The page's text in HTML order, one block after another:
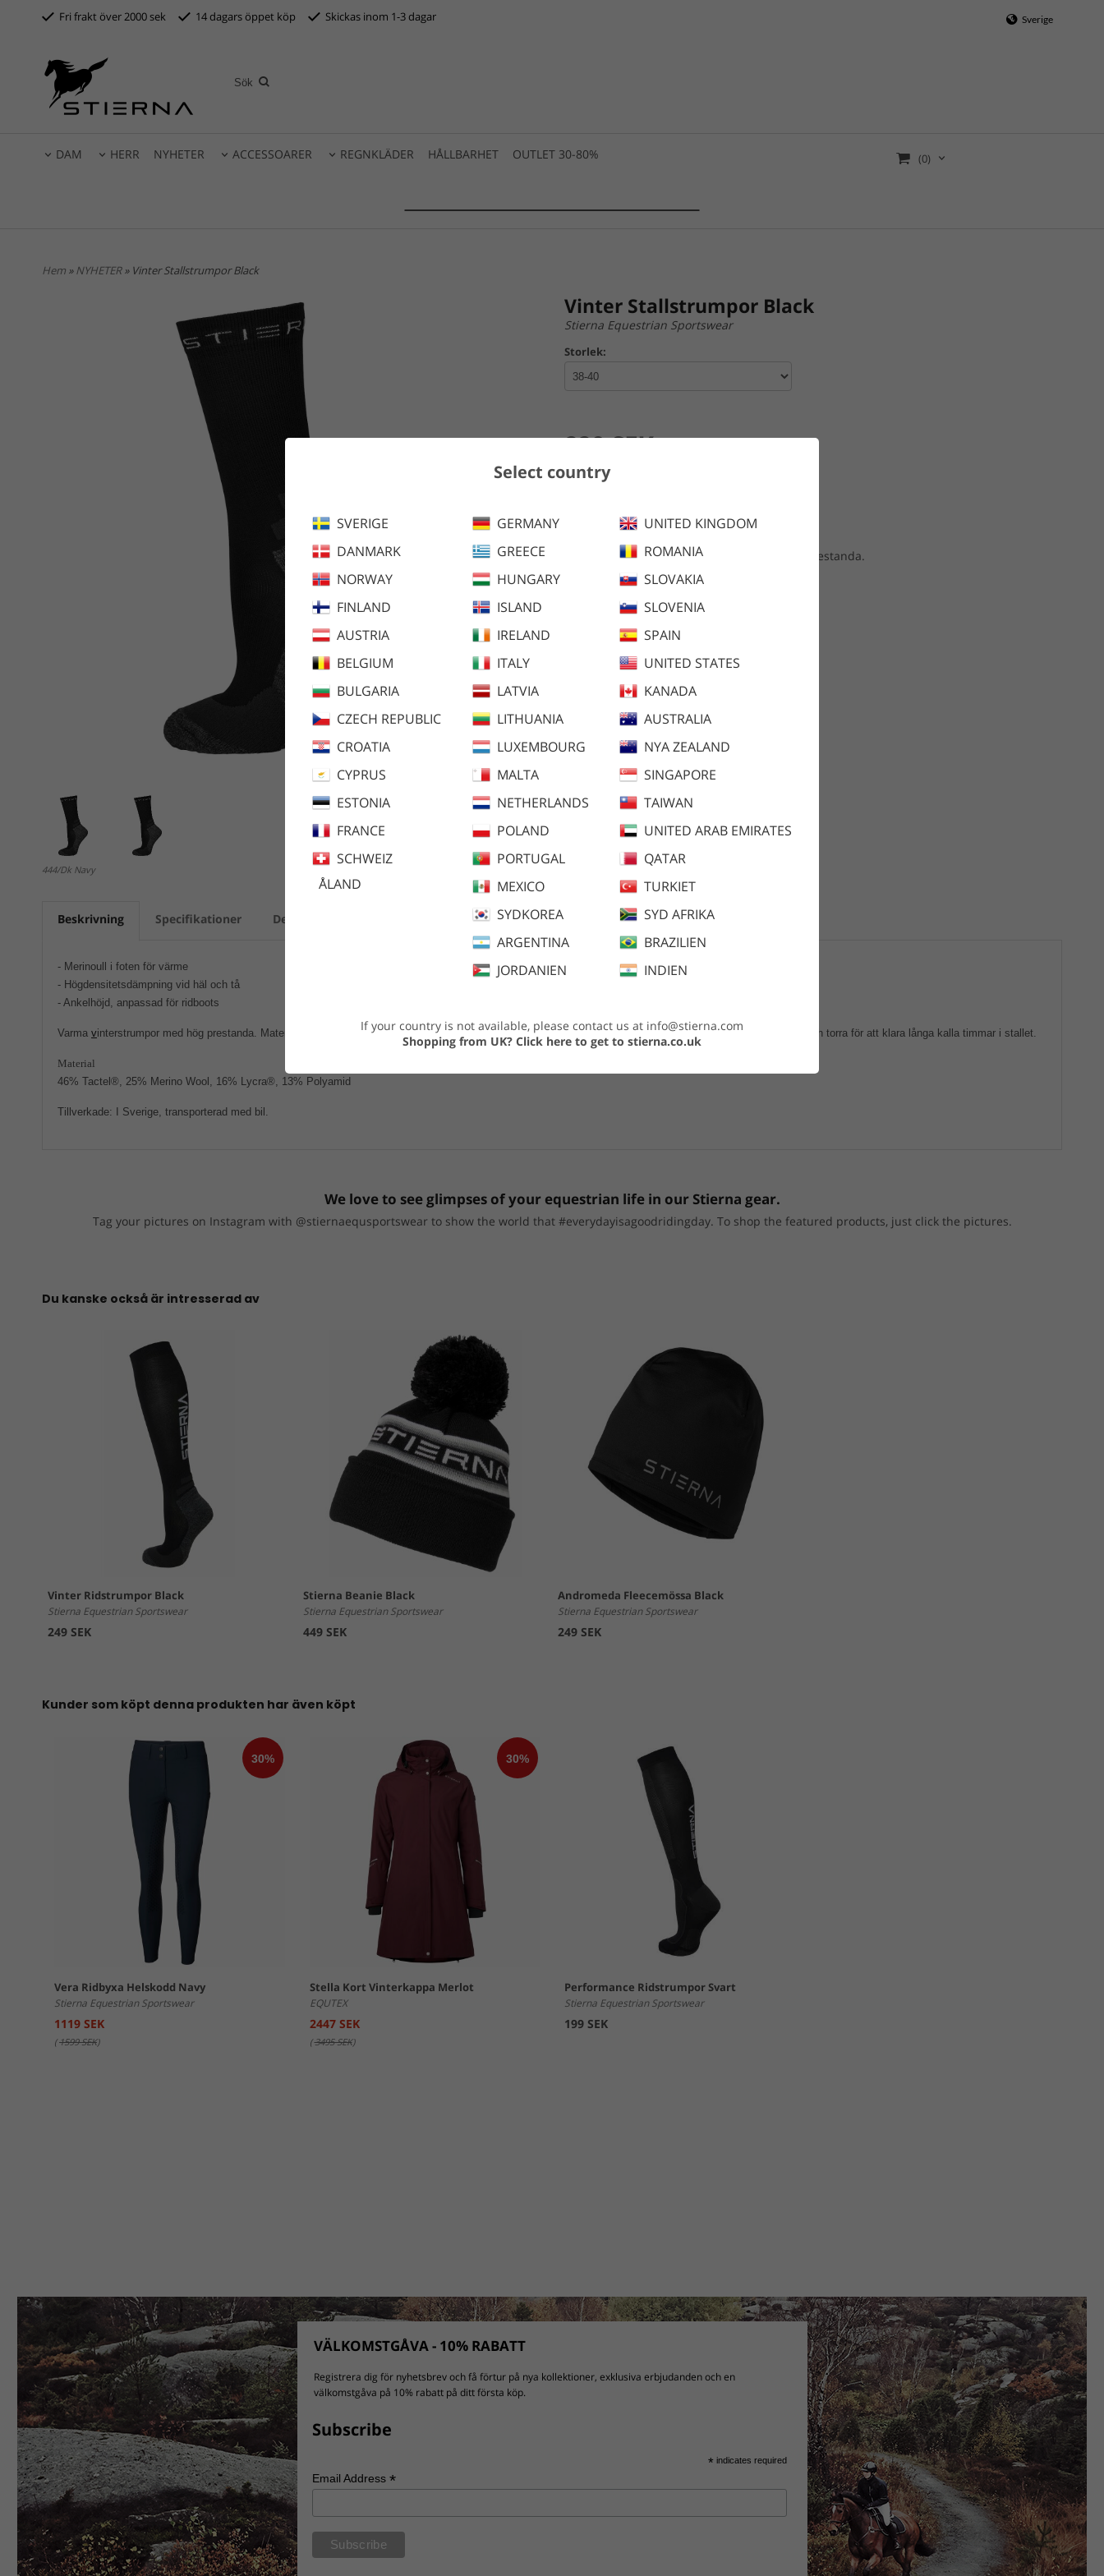
Fri frakt över 2000 sek 14 dagars öppet köp Skickas inom 1-3 dagar Sverige
Select country
SVERIGE
DANMARK
NORWAY
FINLAND
AUSTRIA
BELGIUM
BULGARIA
CZECH REPUBLIC
CROATIA
CYPRUS
ESTONIA
FRANCE
SCHWEIZ
ÅLAND
GERMANY
GREECE
HUNGARY
ISLAND
IRELAND
ITALY
LATVIA
LITHUANIA
LUXEMBOURG
MALTA
NETHERLANDS
POLAND
PORTUGAL
MEXICO
SYDKOREA
ARGENTINA
JORDANIEN
UNITED KINGDOM
ROMANIA
SLOVAKIA
SLOVENIA
SPAIN
UNITED STATES
KANADA
AUSTRALIA
NYA ZEALAND
SINGAPORE
TAIWAN
UNITED ARAB EMIRATES
QATAR
TURKIET
SYD AFRIKA
BRAZILIEN
INDIEN
If your country is not available, please contact us at info@stierna.com
Shopping from UK? Click here to get to stierna.co.uk
DAM HERR NYHETER ACCESSOARER REGNKLÄDER HÅLLBARHET OUTLET 30-80% (0)
Hem »NYHETER» Vinter Stallstrumpor Black
444/Dk Navy
Vinter Stallstrumpor Black
Stierna Equestrian Sportswear
Storlek:
229 SEK
Varma vinterstrumpor i Merinoull med hög prestanda.
Beskrivning Specifikationer Dela
- Merinoull i foten för värme
- Högdensitetsdämpning vid häl och tå
- Ankelhöjd, anpassad för ridboots
Varma vinterstrumpor med hög prestanda. Materialen väljs noggrant och kombineras för att ge värme, fukttransport och hållbarhet för att hålla fötterna varma och torra för att klara långa kalla timmar i stallet.
Material
46% Tactel®, 25% Merino Wool, 16% Lycra®, 13% Polyamid
Tillverkade: I Sverige, transporterad med bil.
We love to see glimpses of your equestrian life in our Stierna gear.
Tag your pictures on Instagram with @stiernaequsportswear to show the world that #everydayisagoodridingday. To shop the featured products, just click the pictures.
Du kanske också är intresserad av
Vinter Ridstrumpor Black
Stierna Equestrian Sportswear
249 SEK
Stierna Beanie Black
Stierna Equestrian Sportswear
449 SEK
Andromeda Fleecemössa Black
Stierna Equestrian Sportswear
249 SEK
Kunder som köpt denna produkten har även köpt
Vera Ridbyxa Helskodd Navy
Stierna Equestrian Sportswear
1119 SEK
(1599 SEK)
Stella Kort Vinterkappa Merlot
EQUTEX
2447 SEK
(3495 SEK)
Performance Ridstrumpor Svart
Stierna Equestrian Sportswear
199 SEK
VÄLKOMSTGÅVA - 10% RABATT
Registrera dig för nyhetsbrev och få förtur på nya kollektioner, exklusiva erbjudanden och en
välkomstgåva på 10% rabatt på ditt första köp.
Subscribe
* indicates required
Email Address*